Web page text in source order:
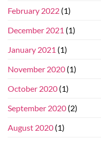
February 2022 (1)
December 2021 (1)
January 2021 (1)
November 2020 (1)
October 2020 (1)
September 2020 (2)
August 2020 (1)